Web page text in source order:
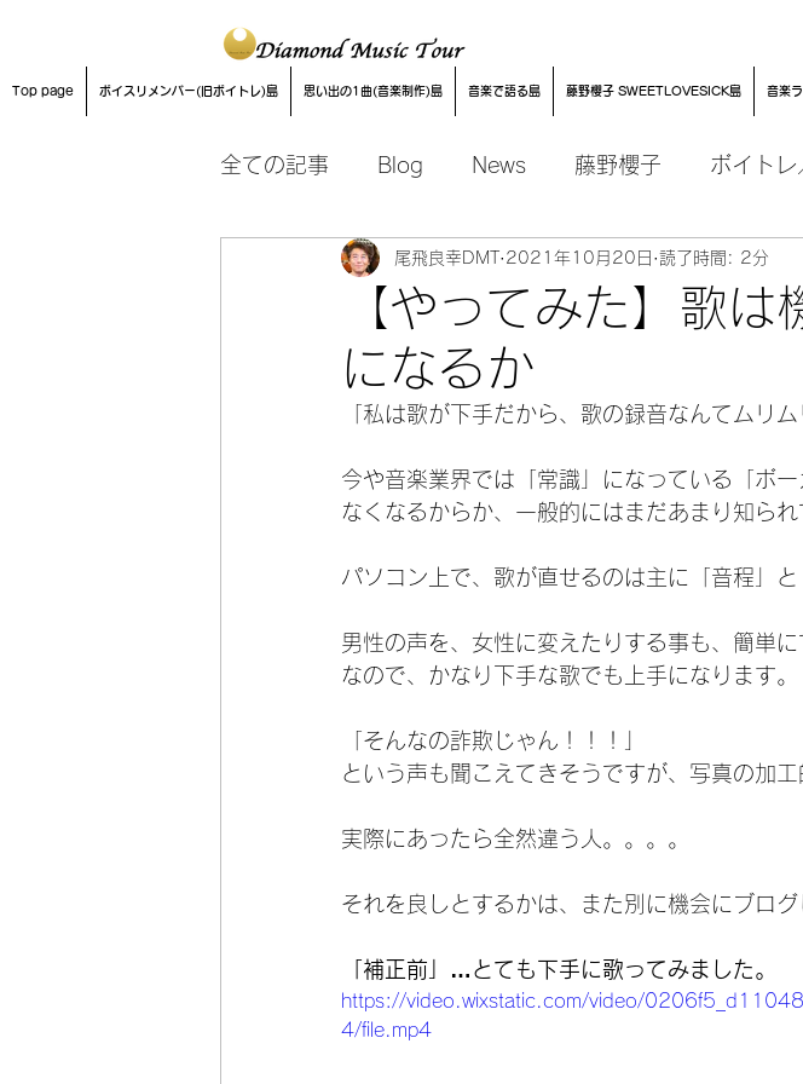
Top page ボイスリメンバー(旧ボイトレ)島 思い出の1曲(音楽制作)島 音楽で語る島 藤野櫻子 SWEETLOVESICK島 音楽
全ての記事 Blog News 藤野櫻子 ボイト
音楽制作
【やってみた】歌
になるか
尾飛良幸DMT 2021年10月20日 読了時間: 2分
「私は歌が下手だから、歌の録音なんてムリ
今や音楽業界では「常識」になっている「ボ
なくなるからか、一般的にはまだあまり知られ
パソコン上で、歌が直せるのは主に「音程」と
男性の声を、女性に変えたりする事も、簡単に
なので、かなり下手な歌でも上手になります。
「そんなの詐欺じゃん！！！」
という声も聞こえてきそうですが、写真の加工
実際にあったら全然違う人。。。。
それを良しとするかは、また別に機会にブログ
「補正前」…とても下手に歌ってみました。
https://video.wixstatic.com/video/
4/file.mp4